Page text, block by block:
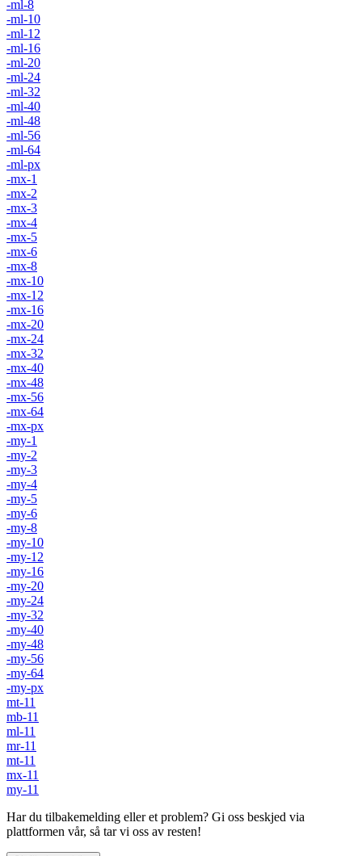
-ml-8
-ml-10
-ml-12
-ml-16
-ml-20
-ml-24
-ml-32
-ml-40
-ml-48
-ml-56
-ml-64
-ml-px
-mx-1
-mx-2
-mx-3
-mx-4
-mx-5
-mx-6
-mx-8
-mx-10
-mx-12
-mx-16
-mx-20
-mx-24
-mx-32
-mx-40
-mx-48
-mx-56
-mx-64
-mx-px
-my-1
-my-2
-my-3
-my-4
-my-5
-my-6
-my-8
-my-10
-my-12
-my-16
-my-20
-my-24
-my-32
-my-40
-my-48
-my-56
-my-64
-my-px
mt-11
mb-11
ml-11
mr-11
mt-11
mx-11
my-11
Har du tilbakemelding eller et problem? Gi oss beskjed via
plattformen vår, så tar vi oss av resten!